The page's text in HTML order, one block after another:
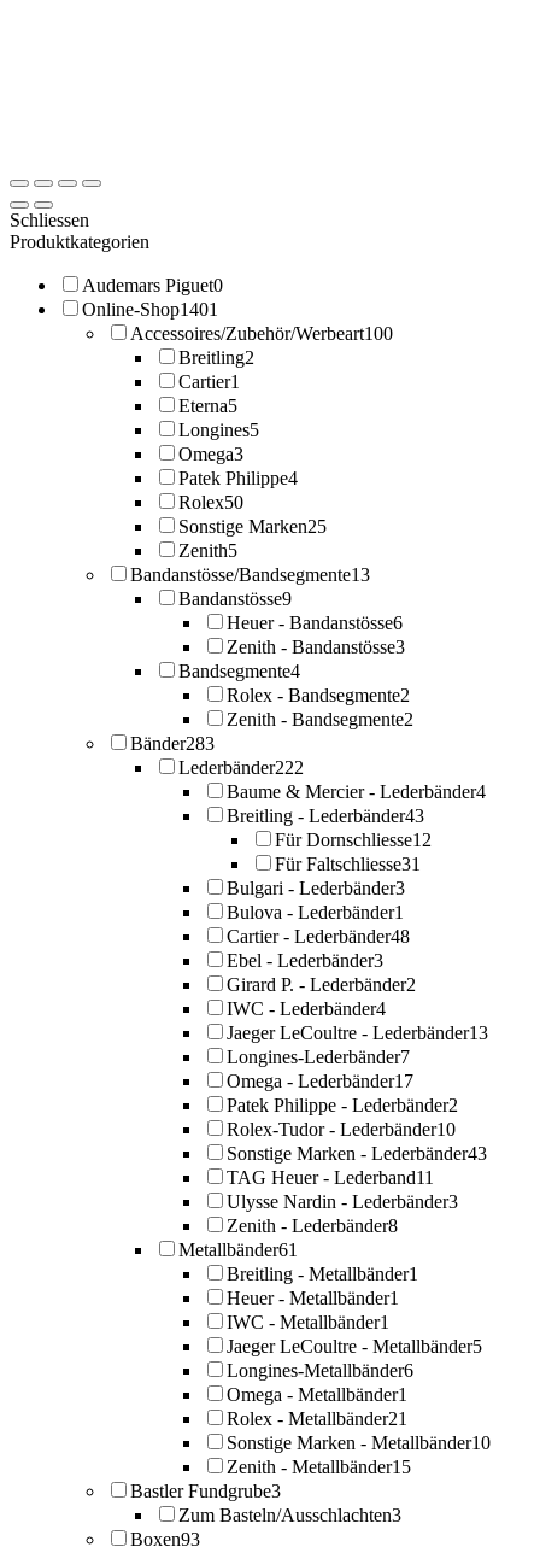
Schliessen
Produktkategorien
Audemars Piguet0
Online-Shop1401
Accessoires/Zubehör/Werbeart100
Breitling2
Cartier1
Eterna5
Longines5
Omega3
Patek Philippe4
Rolex50
Sonstige Marken25
Zenith5
Bandanstösse/Bandsegmente13
Bandanstösse9
Heuer - Bandanstösse6
Zenith - Bandanstösse3
Bandsegmente4
Rolex - Bandsegmente2
Zenith - Bandsegmente2
Bänder283
Lederbänder222
Baume & Mercier - Lederbänder4
Breitling - Lederbänder43
Für Dornschliesse12
Für Faltschliesse31
Bulgari - Lederbänder3
Bulova - Lederbänder1
Cartier - Lederbänder48
Ebel - Lederbänder3
Girard P. - Lederbänder2
IWC - Lederbänder4
Jaeger LeCoultre - Lederbänder13
Longines-Lederbänder7
Omega - Lederbänder17
Patek Philippe - Lederbänder2
Rolex-Tudor - Lederbänder10
Sonstige Marken - Lederbänder43
TAG Heuer - Lederband11
Ulysse Nardin - Lederbänder3
Zenith - Lederbänder8
Metallbänder61
Breitling - Metallbänder1
Heuer - Metallbänder1
IWC - Metallbänder1
Jaeger LeCoultre - Metallbänder5
Longines-Metallbänder6
Omega - Metallbänder1
Rolex - Metallbänder21
Sonstige Marken - Metallbänder10
Zenith - Metallbänder15
Bastler Fundgrube3
Zum Basteln/Ausschlachten3
Boxen93